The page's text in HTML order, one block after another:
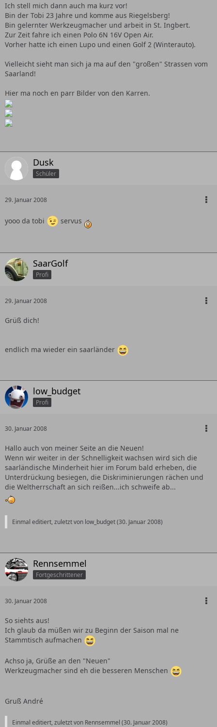
Ich stell mich dann auch ma kurz vor!
Bin der Tobi 23 Jahre und komme aus Riegelsberg!
Bin gelernter Werkzeugmacher und arbeit in St. Ingbert.
Zur Zeit fahre ich einen Polo 6N 16V Open Air.
Vorher hatte ich einen Lupo und einen Golf 2 (Winterauto).
Vielleicht sieht man sich ja ma auf den "großen" Strassen vom
Saarland!
Hier ma noch en parr Bilder von den Karren.
Dusk
Schüler
29. Januar 2008
yooo da tobi servus
SaarGolf
Profi
29. Januar 2008
Grüß dich!
endlich ma wieder ein saarländer
low_budget
Profi
30. Januar 2008
Hallo auch von meiner Seite an die Neuen!
Wenn wir weiter in der Schnelligkeit wachsen wird sich die
saarländische Minderheit hier im Forum bald erheben, die
Unterdrückung besiegen, die Diskriminierungen rächen und
die Weltherrschaft an sich reißen...ich schweife ab...
Einmal editiert, zuletzt von low_budget (30. Januar 2008)
Rennsemmel
Fortgeschrittener
30. Januar 2008
So siehts aus!
Ich glaub da müßen wir zu Beginn der Saison mal ne
Stammtisch aufmachen
Achso ja, Grüße an den "Neuen"
Werkzeugmacher sind eh die besseren Menschen
Gruß André
Einmal editiert, zuletzt von Rennsemmel (30. Januar 2008)